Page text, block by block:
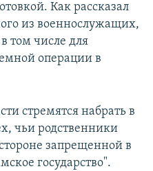
Как рассказал
из военнослужащих,
том числе для
операции в
стремятся набрать в
чьи родственники
запрещенной в
государство".